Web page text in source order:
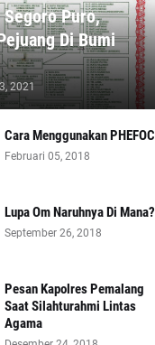
Puro,
Di Bumi
2021
Cara Menggunakan PHEFOC
Februari 05, 2018
Lupa Om Naruhnya Di Mana?
September 26, 2018
Pesan Kapolres Pemalang
Saat Silahturahmi Lintas
Agama